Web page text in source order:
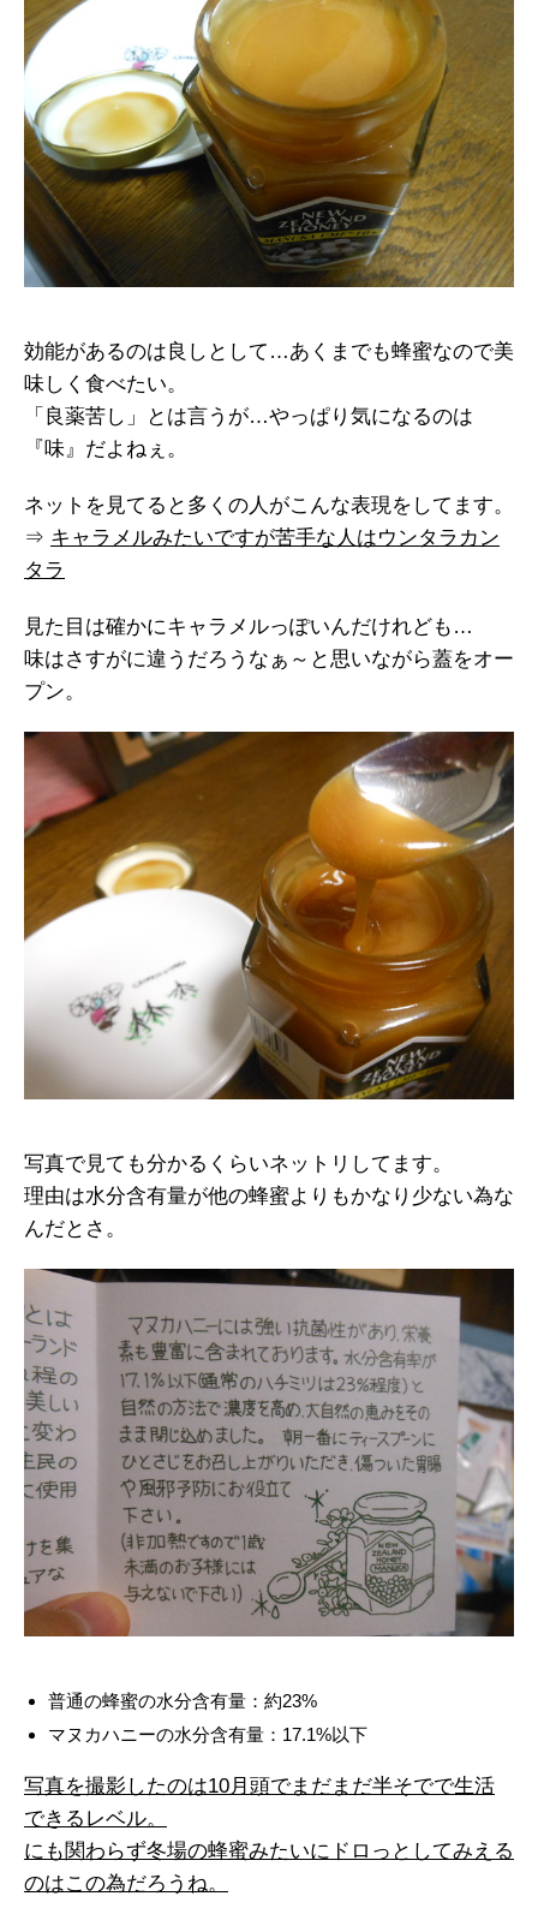
効能があるのは良しとして…あくまでも蜂蜜なので美
味しく食べたい。
「良薬苦し」とは言うが…やっぱり気になるのは
『味』だよねぇ。
ネットを見てると多くの人がこんな表現をしてます。
⇒ キャラメルみたいですが苦手な人はウンタラカン
タラ
見た目は確かにキャラメルっぽいんだけれども…
味はさすがに違うだろうなぁ～と思いながら蓋をオー
プン。
写真で見ても分かるくらいネットリしてます。
理由は水分含有量が他の蜂蜜よりもかなり少ない為な
んだとさ。
普通の蜂蜜の水分含有量：約23%
マヌカハニーの水分含有量：17.1%以下
写真を撮影したのは10月頭でまだまだ半そでで生活
できるレベル。
にも関わらず冬場の蜂蜜みたいにドロっとしてみえる
のはこの為だろうね。